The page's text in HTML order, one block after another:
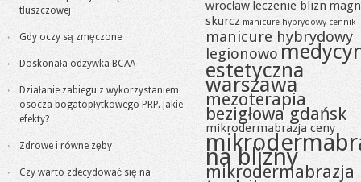
tłuszczowej
Gdy oczy są zmęczone
Doskonała odżywka BCAA
Działanie zabiegu z wykorzystaniem
osocza bogatopłytkowego PRP. Jakie
efekty?
Zdrowe i równe zęby
Czy warto zdecydować się na
wrocław leczenie blizn
skurcz manicure hybrydowy cennik
manicure hybrydowy
legionowo
estetyczna
warszawa
mezoterapia
bezigłowa gdańsk
mikrodermabrazja ceny
na blizny
mikrodermabrazja